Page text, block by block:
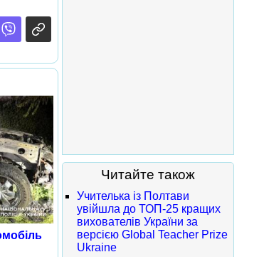
Читайте також
Учителька із Полтави
увійшла до ТОП-25 кращих
вихователів України за
версією Global Teacher Prize
Ukraine